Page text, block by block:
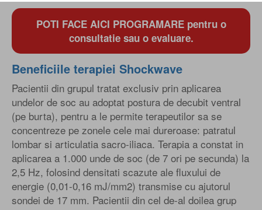
POTI FACE AICI PROGRAMARE pentru o
consultatie sau o evaluare.
Beneficiile terapiei Shockwave
Pacientii din grupul tratat exclusiv prin aplicarea
undelor de soc au adoptat postura de decubit ventral
(pe burta), pentru a le permite terapeutilor sa se
concentreze pe zonele cele mai dureroase: patratul
lombar si articulatia sacro-iliaca. Terapia a constat in
aplicarea a 1.000 unde de soc (de 7 ori pe secunda) la
2,5 Hz, folosind densitati scazute ale fluxului de
energie (0,01-0,16 mJ/mm2) transmise cu ajutorul
sondei de 17 mm. Pacientii din cel de-al doilea grup